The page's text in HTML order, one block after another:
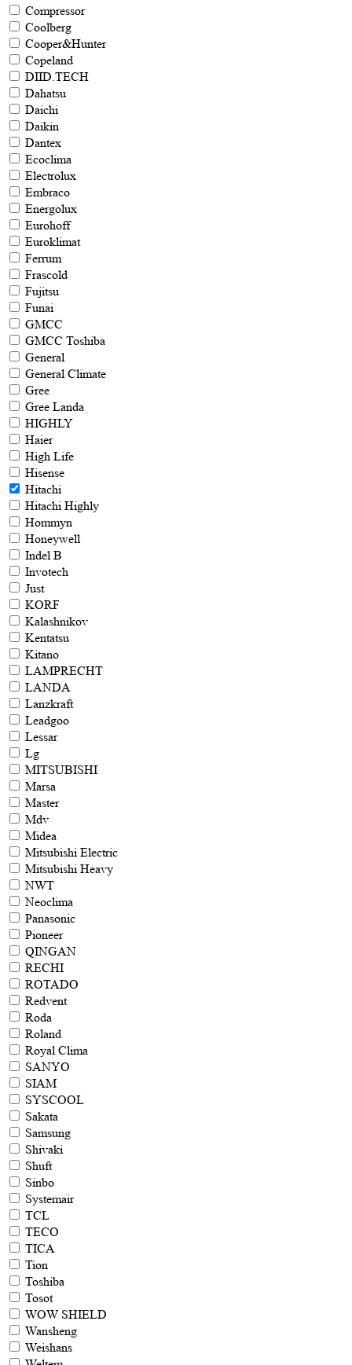
Compressor
Coolberg
Cooper&Hunter
Copeland
DIID.TECH
Dahatsu
Daichi
Daikin
Dantex
Ecoclima
Electrolux
Embraco
Energolux
Eurohoff
Euroklimat
Ferrum
Frascold
Fujitsu
Funai
GMCC
GMCC Toshiba
General
General Climate
Gree
Gree Landa
HIGHLY
Haier
High Life
Hisense
Hitachi
Hitachi Highly
Hommyn
Honeywell
Indel B
Invotech
Just
KORF
Kalashnikov
Kentatsu
Kitano
LAMPRECHT
LANDA
Lanzkraft
Leadgoo
Lessar
Lg
MITSUBISHI
Marsa
Master
Mdv
Midea
Mitsubishi Electric
Mitsubishi Heavy
NWT
Neoclima
Panasonic
Pioneer
QINGAN
RECHI
ROTADO
Redvent
Roda
Roland
Royal Clima
SANYO
SIAM
SYSCOOL
Sakata
Samsung
Shivaki
Shuft
Sinbo
Systemair
TCL
TECO
TICA
Tion
Toshiba
Tosot
WOW SHIELD
Wansheng
Weishans